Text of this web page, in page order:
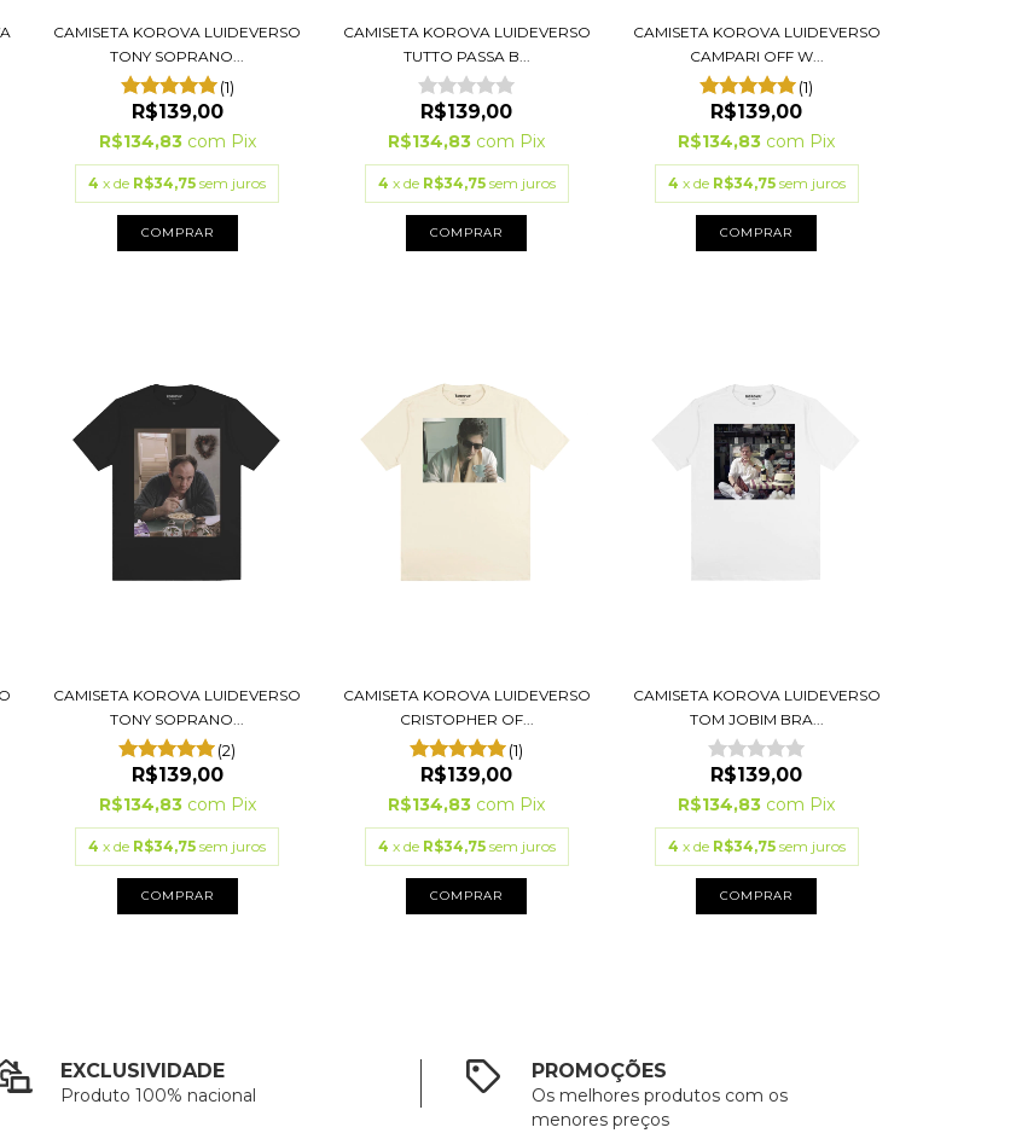
CAMISETA KOROVA LUIDEVERSO
TONY SOPRANO...
(1)
R$139,00
R$134,83 com Pix
4 x de R$34,75 sem juros
COMPRAR
CAMISETA KOROVA LUIDEVERSO
TUTTO PASSA B...
R$139,00
R$134,83 com Pix
4 x de R$34,75 sem juros
COMPRAR
CAMISETA KOROVA LUIDEVERSO
CAMPARI OFF W...
(1)
R$139,00
R$134,83 com Pix
4 x de R$34,75 sem juros
COMPRAR
CAMISETA KOROVA LUIDEVERSO
TONY SOPRANO...
(2)
R$139,00
R$134,83 com Pix
4 x de R$34,75 sem juros
COMPRAR
CAMISETA KOROVA LUIDEVERSO
CRISTOPHER OF...
(1)
R$139,00
R$134,83 com Pix
4 x de R$34,75 sem juros
COMPRAR
CAMISETA KOROVA LUIDEVERSO
TOM JOBIM BRA...
R$139,00
R$134,83 com Pix
4 x de R$34,75 sem juros
COMPRAR
EXCLUSIVIDADE
Produto 100% nacional
PROMOÇÕES
Os melhores produtos com os
menores preços